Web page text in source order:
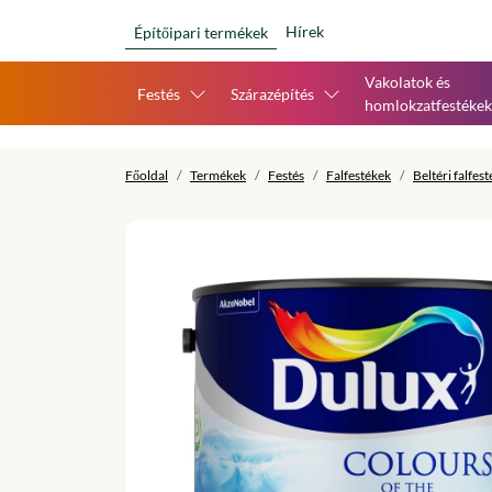
Építőipari termékek Hírek
Festés Szárazépítés
Vakolatok és
homlokzatfestékek
Főoldal Termékek Festés Falfestékek Beltéri